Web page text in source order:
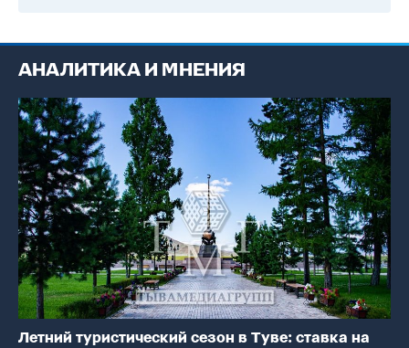
АНАЛИТИКА И МНЕНИЯ
Летний туристический сезон в Туве: ставка на